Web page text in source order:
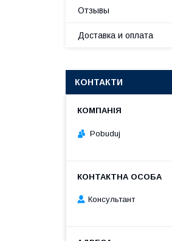
Отзывы
Доставка и оплата
КОНТАКТИ
Pobuduj
Консультант